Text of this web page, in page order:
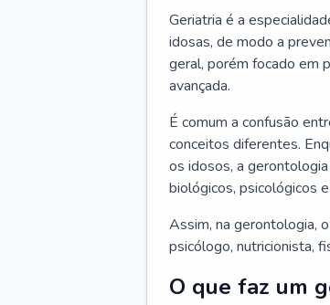
Geriatria é a
idosas, de modo a
geral, porém focado em
avançada.
É comum a confusão
conceitos diferentes.
os idosos, a
biológicos, psicológicos
Assim, na gerontologia,
psicólogo, nutricionista,
O que faz um